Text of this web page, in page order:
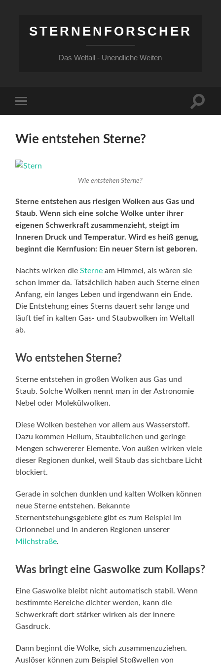
STERNENFORSCHER
Das Weltall - Unendliche Weiten
Menü
Wie entstehen Sterne?
Wie entstehen Sterne?
Sterne entstehen aus riesigen Wolken aus Gas und
Staub. Wenn sich eine solche Wolke unter ihrer
eigenen Schwerkraft zusammenzieht, steigt im
Inneren Druck und Temperatur. Wird es heiß genug,
beginnt die Kernfusion: Ein neuer Stern ist geboren.
Nachts wirken dieSterne am Himmel, als wären sie
schon immer da. Tatsächlich haben auch Sterne einen
Anfang, ein langes Leben und irgendwann ein Ende.
Die Entstehung eines Sterns dauert sehr lange und
läuft tief in kalten Gas- und Staubwolken im Weltall
ab.
Wo entstehen Sterne?
Sterne entstehen in großen Wolken aus Gas und
Staub. Solche Wolken nennt man in der Astronomie
Nebel oder Molekülwolken.
Diese Wolken bestehen vor allem aus Wasserstoff.
Dazu kommen Helium, Staubteilchen und geringe
Mengen schwererer Elemente. Von außen wirken viele
dieser Regionen dunkel, weil Staub das sichtbare Licht
blockiert.
Gerade in solchen dunklen und kalten Wolken können
neue Sterne entstehen. Bekannte
Sternentstehungsgebiete gibt es zum Beispiel im
Orionnebel und in anderen Regionen unserer
Milchstraße.
Was bringt eine Gaswolke zum Kollaps?
Eine Gaswolke bleibt nicht automatisch stabil. Wenn
bestimmte Bereiche dichter werden, kann die
Schwerkraft dort stärker wirken als der innere
Gasdruck.
Dann beginnt die Wolke, sich zusammenzuziehen.
Auslöser können zum Beispiel Stoßwellen von